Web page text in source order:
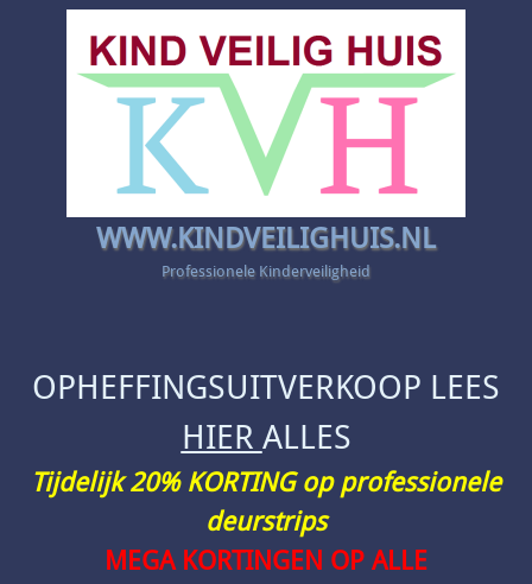
WWW.KINDVEILIGHUIS.NL
Professionele Kinderveiligheid
OPHEFFINGSUITVERKOOP LEES
HIER ALLES
Tijdelijk 20% KORTING op professionele
deurstrips
MEGA KORTINGEN OP ALLE